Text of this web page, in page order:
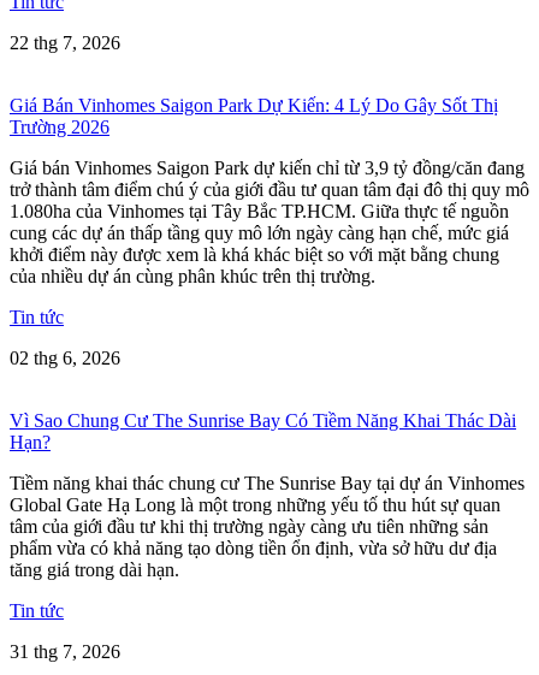
22 thg 7, 2026
Giá Bán Vinhomes Saigon Park Dự Kiến: 4 Lý Do Gây Sốt Thị
Trường 2026
Giá bán Vinhomes Saigon Park dự kiến chỉ từ 3,9 tỷ đồng/căn đang
trở thành tâm điểm chú ý của giới đầu tư quan tâm đại đô thị quy mô
1.080ha của Vinhomes tại Tây Bắc TP.HCM. Giữa thực tế nguồn
cung các dự án thấp tầng quy mô lớn ngày càng hạn chế, mức giá
khởi điểm này được xem là khá khác biệt so với mặt bằng chung
của nhiều dự án cùng phân khúc trên thị trường.
Tin tức
02 thg 6, 2026
Vì Sao Chung Cư The Sunrise Bay Có Tiềm Năng Khai Thác Dài
Hạn?
Tiềm năng khai thác chung cư The Sunrise Bay tại dự án Vinhomes
Global Gate Hạ Long là một trong những yếu tố thu hút sự quan
tâm của giới đầu tư khi thị trường ngày càng ưu tiên những sản
phẩm vừa có khả năng tạo dòng tiền ổn định, vừa sở hữu dư địa
tăng giá trong dài hạn.
Tin tức
31 thg 7, 2026